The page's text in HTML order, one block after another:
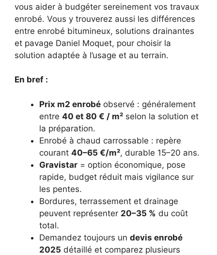
vous aider à budgéter sereinement vos travaux
enrobé. Vous y trouverez aussi les différences
entre enrobé bitumineux, solutions drainantes
et pavage Daniel Moquet, pour choisir la
solution adaptée à l’usage et au terrain.
En bref :
Prix m2 enrobé observé : généralement
entre 40 et 80 € / m² selon la solution et
la préparation.
Enrobé à chaud carrossable : repère
courant 40–65 €/m², durable 15–20 ans.
Gravistar = option économique, pose
rapide, budget réduit mais vigilance sur
les pentes.
Bordures, terrassement et drainage
peuvent représenter 20–35 % du coût
total.
Demandez toujours un devis enrobé
2025 détaillé et comparez plusieurs